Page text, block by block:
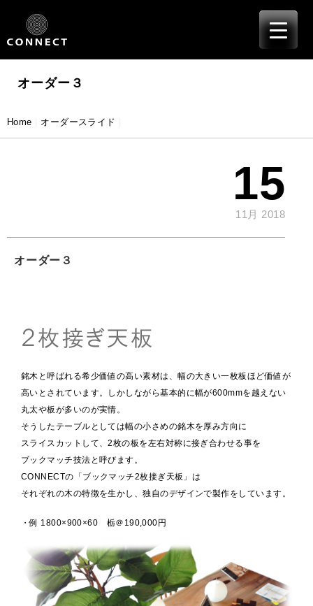
content
オーダー３
Home オーダースライド
15
11月 2018
オーダー３
銘木と呼ばれる希少価値の高い素材は、幅の大きい一枚板ほど価値が
高いとされています。しかしながら基本的に幅が600mmを越えない
丸太や板が多いのが実情。
そうしたテーブルとしては幅の小さめの銘木を厚み方向に
スライスカットして、2枚の板を左右対称に接ぎ合わせる事を
ブックマッチ技法と呼びます。
CONNECTの「ブックマッチ2枚接ぎ天板」は
それぞれの木の特徴を生かし、独自のデザインで製作をしています。
・例 1800×900×60 栃＠190,000円